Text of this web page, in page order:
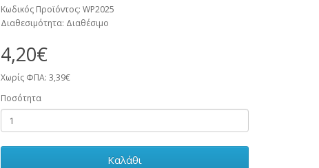
Κωδικός Προϊόντος: WP2025
Διαθεσιμότητα: Διαθέσιμο
4,20€
Χωρίς ΦΠΑ: 3,39€
Ποσότητα
Καλάθι